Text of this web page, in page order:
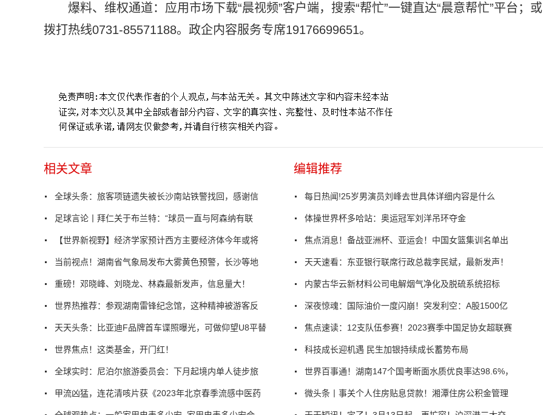
爆料、维权通道：应用市场下载“晨视频”客户端，搜索“帮忙”一键直达“晨意帮忙”平台；或
拨打热线0731-85571188。政企内容服务专席19176699651。
相关文章
全球头条：旅客项链遗失被长沙南站铁警找回，感谢信
足球言论丨拜仁关于布兰特：“球员一直与阿森纳有联
【世界新视野】经济学家预计西方主要经济体今年或将
当前视点！湖南省气象局发布大雾黄色预警，长沙等地
重磅！邓晓峰、刘晓龙、林森最新发声，信息量大！
世界热推荐：参观湖南雷锋纪念馆，这种精神被游客反
天天头条：比亚迪F品牌首车谍照曝光，可做仰望U8平替
世界焦点！这类基金，开门红！
全球实时：尼泊尔旅游委员会：下月起境内单人徒步旅
甲流凶猛，连花清咳片获《2023年北京春季流感中医药
编辑推荐
每日热闻!25岁男演员刘峰去世具体详细内容是什么
体操世界杯多哈站：奥运冠军刘洋吊环夺金
焦点消息！备战亚洲杯、亚运会！中国女篮集训名单出
天天速看：东亚银行联席行政总裁李民斌，最新发声！
内蒙古华云新材料公司电解烟气净化及脱硫系统招标
深夜惊魂：国际油价一度闪崩！突发利空：A股1500亿
焦点速读：12支队伍参赛！2023赛季中国足协女超联赛
科技成长迎机遇 民生加银持续成长蓄势布局
世界百事通！湖南147个国考断面水质优良率达98.6%，
微头条丨事关个人住房贴息贷款！湘潭住房公积金管理